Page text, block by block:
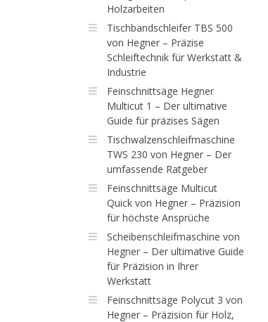
Holzarbeiten
Tischbandschleifer TBS 500
von Hegner – Präzise
Schleiftechnik für Werkstatt &
Industrie
Feinschnittsäge Hegner
Multicut 1 – Der ultimative
Guide für präzises Sägen
Tischwalzenschleifmaschine
TWS 230 von Hegner – Der
umfassende Ratgeber
Feinschnittsäge Multicut
Quick von Hegner – Präzision
für höchste Ansprüche
Scheibenschleifmaschine von
Hegner – Der ultimative Guide
für Präzision in Ihrer
Werkstatt
Feinschnittsäge Polycut 3 von
Hegner – Präzision für Holz,